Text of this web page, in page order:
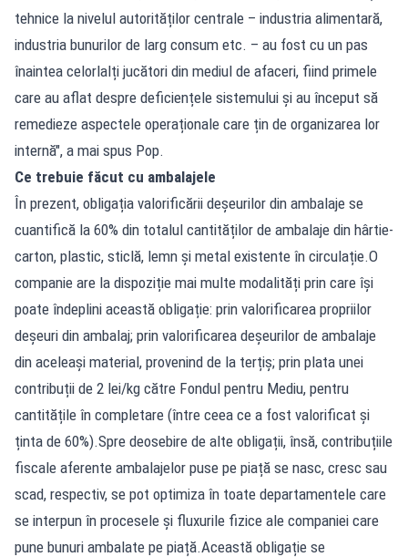
tehnice la nivelul autorităților centrale – industria alimentară,
industria bunurilor de larg consum etc. – au fost cu un pas
înaintea celorlalți jucători din mediul de afaceri, fiind primele
care au aflat despre deficiențele sistemului și au început să
remedieze aspectele operaționale care țin de organizarea lor
internă", a mai spus Pop.
Ce trebuie făcut cu ambalajele
În prezent, obligația valorificării deșeurilor din ambalaje se
cuantifică la 60% din totalul cantităților de ambalaje din hârtie-
carton, plastic, sticlă, lemn și metal existente în circulație.O
companie are la dispoziție mai multe modalități prin care își
poate îndeplini această obligație: prin valorificarea propriilor
deșeuri din ambalaj; prin valorificarea deșeurilor de ambalaje
din aceleași material, provenind de la terțiș; prin plata unei
contribuții de 2 lei/kg către Fondul pentru Mediu, pentru
cantitățile în completare (între ceea ce a fost valorificat și
ținta de 60%).Spre deosebire de alte obligații, însă, contribuțiile
fiscale aferente ambalajelor puse pe piață se nasc, cresc sau
scad, respectiv, se pot optimiza în toate departamentele care
se interpun în procesele și fluxurile fizice ale companiei care
pune bunuri ambalate pe piață.Această obligație se